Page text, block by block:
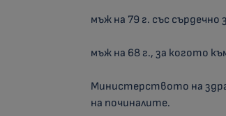
мъж на 79 г. със сърдечно
мъж на 68 г., за когото
Министерството на
на починалите.